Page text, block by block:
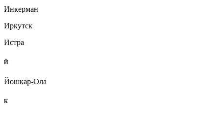
Инкерман
Иркутск
Истра
Й
Йошкар-Ола
К